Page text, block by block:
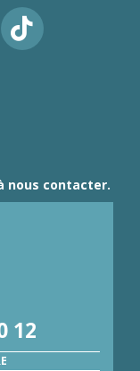
nous contacter.
12